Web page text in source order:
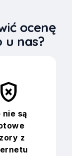
ocenę
nas?
gpp_bad
nie są
z